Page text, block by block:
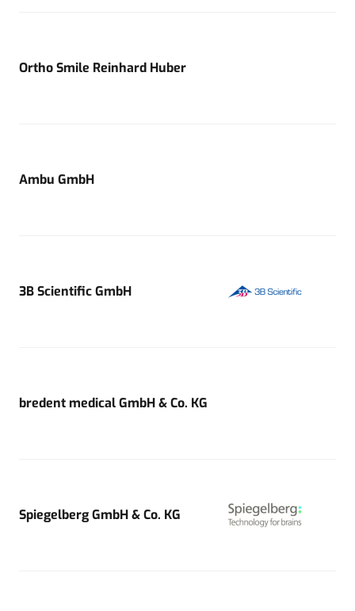
Ortho Smile Reinhard Huber
Ambu GmbH
3B Scientific GmbH
bredent medical GmbH & Co. KG
Spiegelberg GmbH & Co. KG